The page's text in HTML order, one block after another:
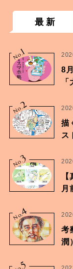
最 新
No.
1
8
No.2
描
ス
No.
3
月
No.
4
考
潤
5